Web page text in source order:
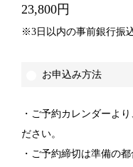
23,800円
※3日以内の事前銀行振
お申込み方法
・ご予約カレンダーよ
ださい。
・ご予約締切は準備の